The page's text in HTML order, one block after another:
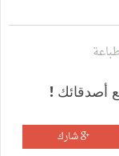
أصدقائك !
شارك